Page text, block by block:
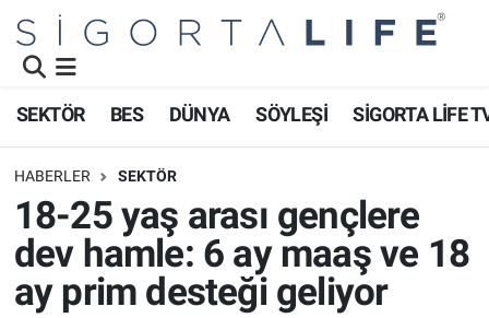
SEKTÖR BES DÜNYA SÖYLEŞİ SİGORTA LİFE
HABERLER SEKTÖR
18-25 yaş arası gençlere
dev hamle: 6 ay maaş ve 18
ay prim desteği geliyor
Namaz Vakitleri
Trafik Durumu
Süper Lig Puan Durumu ve Fikstür